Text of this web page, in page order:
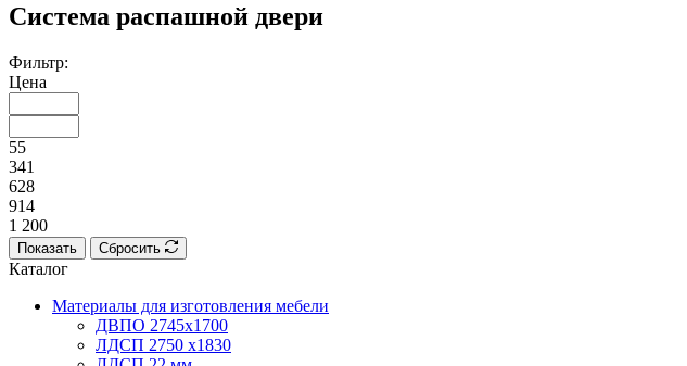
Система распашной двери
Фильтр:
Цена
55
341
628
914
1 200
Показать Сбросить
Каталог
Материалы для изготовления мебели
ДВПО 2745х1700
ЛДСП 2750 х1830